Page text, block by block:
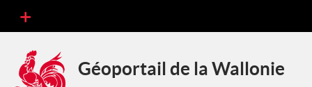
Géoportail de la Wallonie